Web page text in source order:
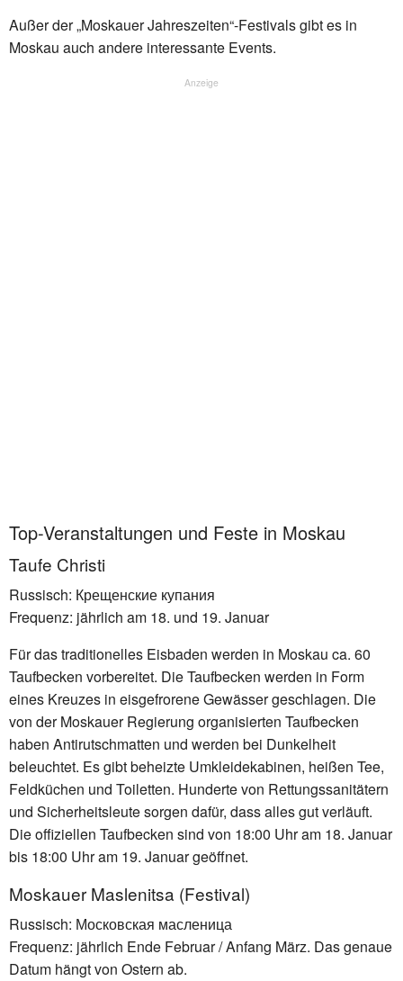
Außer der „Moskauer Jahreszeiten“-Festivals gibt es in
Moskau auch andere interessante Events.
Anzeige
Top-Veranstaltungen und Feste in Moskau
Taufe Christi
Russisch: Крещенские купания
Frequenz: jährlich am 18. und 19. Januar
Für das traditionelles Eisbaden werden in Moskau ca. 60
Taufbecken vorbereitet. Die Taufbecken werden in Form
eines Kreuzes in eisgefrorene Gewässer geschlagen. Die
von der Moskauer Regierung organisierten Taufbecken
haben Antirutschmatten und werden bei Dunkelheit
beleuchtet. Es gibt beheizte Umkleidekabinen, heißen Tee,
Feldküchen und Toiletten. Hunderte von Rettungssanitätern
und Sicherheitsleute sorgen dafür, dass alles gut verläuft.
Die offiziellen Taufbecken sind von 18:00 Uhr am 18. Januar
bis 18:00 Uhr am 19. Januar geöffnet.
Moskauer Maslenitsa (Festival)
Russisch: Московская масленица
Frequenz: jährlich Ende Februar / Anfang März. Das genaue
Datum hängt von Ostern ab.